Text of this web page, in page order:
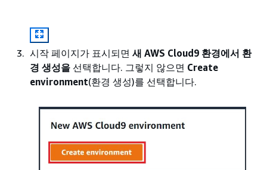
시작 페이지가 표시되면 새 AWS Cloud9 환경에서 환
경 생성을 선택합니다. 그렇지 않으면 Create
environment(환경 생성)를 선택합니다.